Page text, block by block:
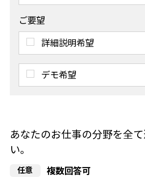
ご要望
詳細説明希望
デモ希望
あなたのお仕事の分野を全
い。
複数回答可